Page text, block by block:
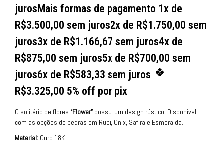
jurosMais formas de pagamento 1x de
R$3.500,00 sem juros2x de R$1.750,00 sem
juros3x de R$1.166,67 sem juros4x de
R$875,00 sem juros5x de R$700,00 sem
juros6x de R$583,33 sem juros
R$3.325,00 5% off por pix
O solitário de flores “Flower” possui um design rústico. Disponível
com as opções de pedras em Rubi, Onix, Safira e Esmeralda.
Material: Ouro 18K